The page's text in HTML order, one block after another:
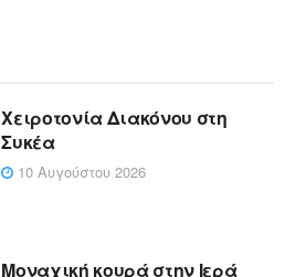
Χειροτονία Διακόνου στη
Συκέα
10 Αυγούστου 2026
Μοναχική κουρά στην Ιερά